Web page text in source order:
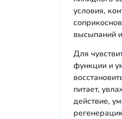
условия,
высыпаний
Для
функции и
питает,
действие,